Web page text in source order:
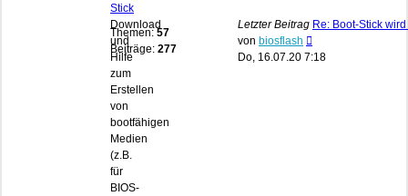
Stick
Download
und
Hilfe
zum
Erstellen
von
bootfähigen
Medien
(z.B.
für
BIOS-
Themen: 57
Beiträge: 277
Letzter Beitrag Re: Boot-Stick
von biosflash
Beitrag
Do, 16.07.20 7:18